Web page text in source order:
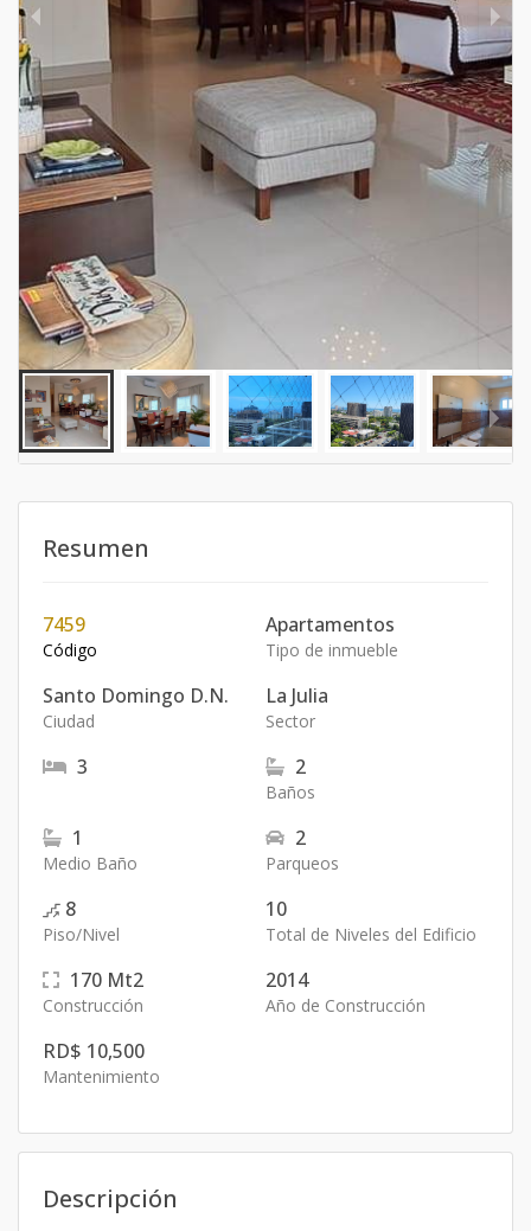
Resumen
7459
Código
Apartamentos
Tipo de inmueble
Santo Domingo D.N.
Ciudad
La Julia
Sector
3 2
Baños
1
Medio Baño
2
Parqueos
8
Piso/Nivel
10
Total de Niveles del Edificio
170 Mt2
Construcción
2014
Año de Construcción
RD$ 10,500
Mantenimiento
Descripción